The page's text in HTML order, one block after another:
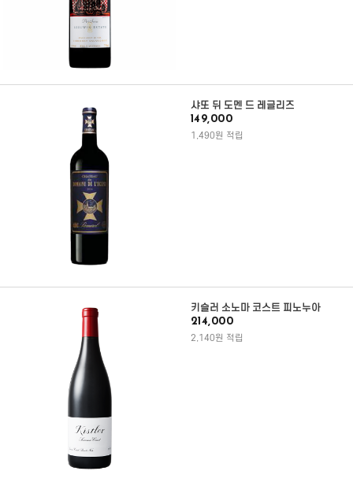
샤또 뒤 도멘 드 레글리즈
149,000
1,490원 적립
키슬러 소노마 코스트 피노누아
214,000
2,140원 적립